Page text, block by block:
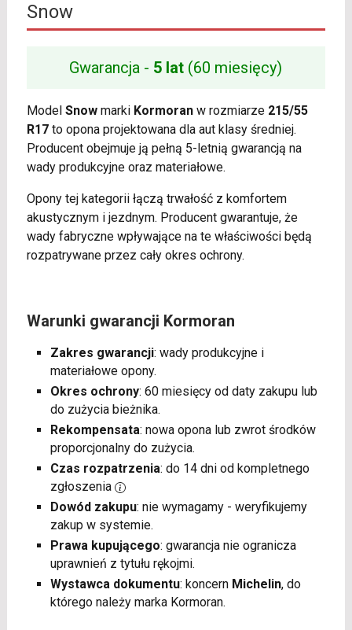
Snow
Gwarancja - 5 lat (60 miesięcy)
Model Snowmarki Kormoranw rozmiarze 215/55
R17to opona projektowana dla aut klasy średniej.
Producent obejmuje ją pełną 5-letnią gwarancją na
wady produkcyjne oraz materiałowe.
Opony tej kategorii łączą trwałość z komfortem
akustycznym i jezdnym. Producent gwarantuje, że
wady fabryczne wpływające na te właściwości będą
rozpatrywane przez cały okres ochrony.
Warunki gwarancji Kormoran
Zakres gwarancji: wady produkcyjne i
materiałowe opony.
Okres ochrony: 60 miesięcy od daty zakupu lub
do zużycia bieżnika.
Rekompensata: nowa opona lub zwrot środków
proporcjonalny do zużycia.
Czas rozpatrzenia: do 14 dni od kompletnego
zgłoszenia
Dowód zakupu: nie wymagamy - weryfikujemy
zakup w systemie.
Prawa kupującego: gwarancja nie ogranicza
uprawnień z tytułu rękojmi.
Wystawca dokumentu: koncern Michelin, do
którego należy marka Kormoran.